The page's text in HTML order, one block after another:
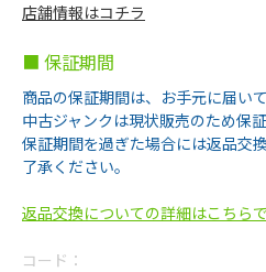
店舗情報はコチラ
■ 保証期間
商品の保証期間は、お手元に届い
中古ジャンクは現状販売のため保
保証期間を過ぎた場合には返品交
了承ください。
返品交換についての詳細はこちら
コード：